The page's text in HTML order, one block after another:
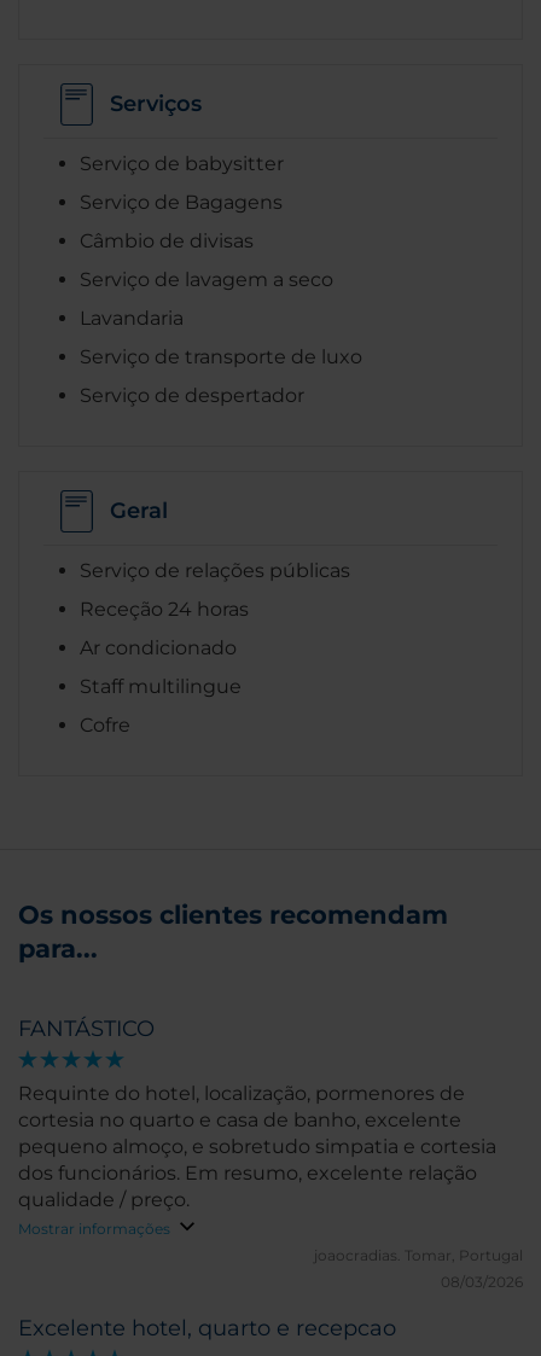
Serviços
Serviço de babysitter
Serviço de Bagagens
Câmbio de divisas
Serviço de lavagem a seco
Lavandaria
Serviço de transporte de luxo
Serviço de despertador
Geral
Serviço de relações públicas
Receção 24 horas
Ar condicionado
Staff multilingue
Cofre
Os nossos clientes recomendam
para...
FANTÁSTICO
Requinte do hotel, localização, pormenores de
cortesia no quarto e casa de banho, excelente
pequeno almoço, e sobretudo simpatia e cortesia
dos funcionários. Em resumo, excelente relação
qualidade / preço.
Mostrar informações
joaocradias.
Tomar, Portugal
08/03/2026
Excelente hotel, quarto e recepcao